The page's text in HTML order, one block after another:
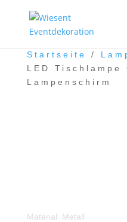
Startseite /
LED
Lampenschirm
Material: Metall